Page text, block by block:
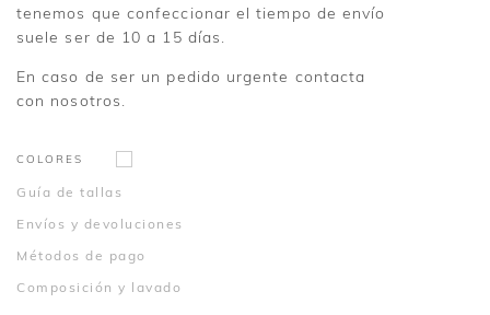
tenemos que confeccionar el tiempo de envío
suele ser de 10 a 15 días.
En caso de ser un pedido urgente contacta
con nosotros.
COLORES
Guía de tallas
Envíos y devoluciones
Métodos de pago
Composición y lavado